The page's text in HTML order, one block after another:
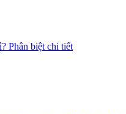
Phân biệt chi tiết